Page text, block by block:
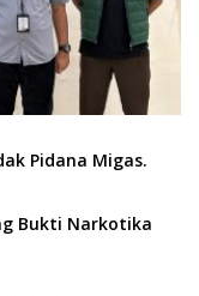
Pidana Migas.
Bukti Narkotika